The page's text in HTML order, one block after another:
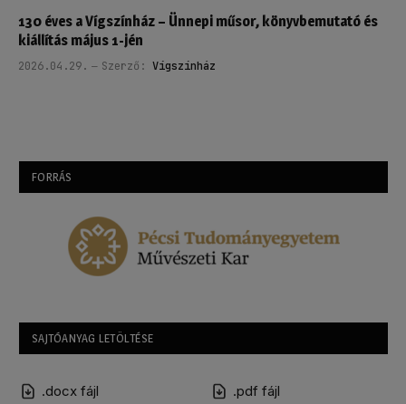
130 éves a Vígszínház – Ünnepi műsor, könyvbemutató és
kiállítás május 1-jén
2026.04.29. Szerző: Vígszínház
FORRÁS
SAJTÓANYAG LETÖLTÉSE
.docx fájl .pdf fájl